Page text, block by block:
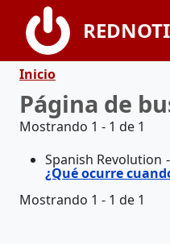
Pasar al contenido principal
Ruta de navegación
Inicio
Página de
Mostrando 1 - 1 de 1
Spanish Revolution
¿Qué ocurre
Mostrando 1 - 1 de 1